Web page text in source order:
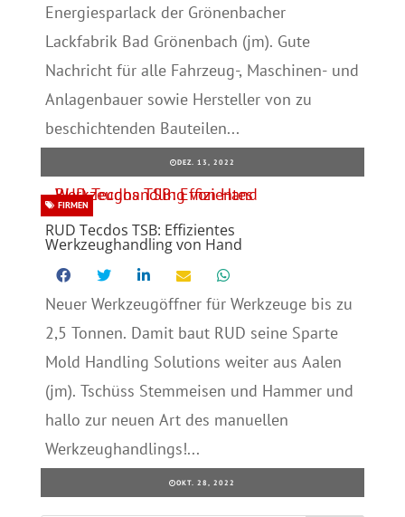
Energiesparlack der Grönenbacher
Lackfabrik Bad Grönenbach (jm). Gute
Nachricht für alle Fahrzeug-, Maschinen- und
Anlagenbauer sowie Hersteller von zu
beschichtenden Bauteilen...
DEZ. 13, 2022
RUD Tecdos TSB: Effizientes
Werkzeughandling von Hand
FIRMEN
Neuer Werkzeugöffner für Werkzeuge bis zu
2,5 Tonnen. Damit baut RUD seine Sparte
Mold Handling Solutions weiter aus Aalen
(jm). Tschüss Stemmeisen und Hammer und
hallo zur neuen Art des manuellen
Werkzeughandlings!...
OKT. 28, 2022